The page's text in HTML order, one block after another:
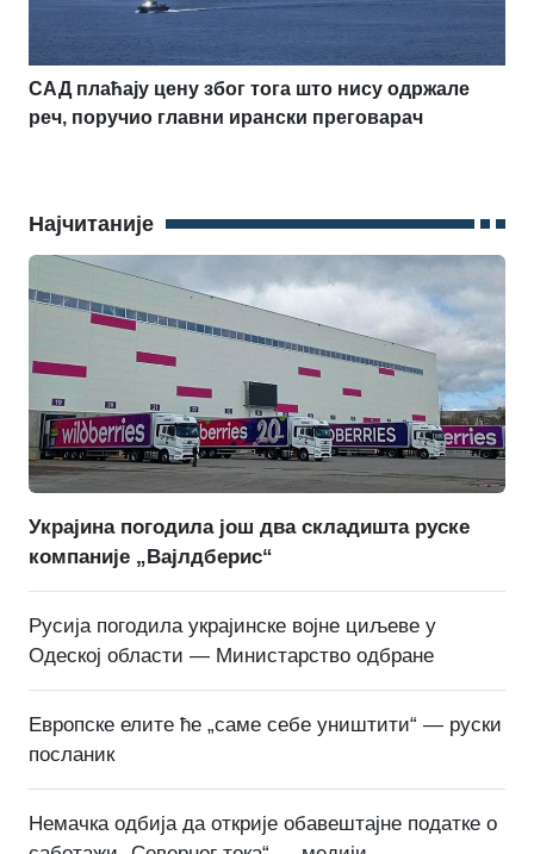
САД плаћају цену због тога што нису одржале
реч, поручио главни ирански преговарач
Најчитаније
Украјина погодила још два складишта руске
компаније „Вајлдберис“
Русија погодила украјинске војне циљеве у
Одеској области — Министарство одбране
Европске елите ће „саме себе уништити“ — руски
посланик
Немачка одбија да открије обавештајне податке о